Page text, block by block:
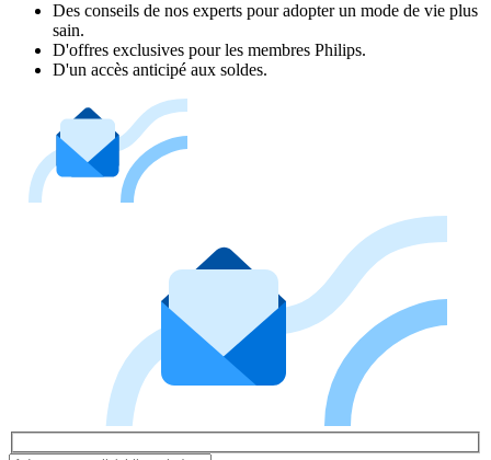
Des conseils de nos experts pour adopter un mode de vie plus
sain.
D'offres exclusives pour les membres Philips.
D'un accès anticipé aux soldes.